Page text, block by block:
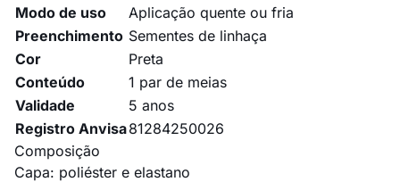
Modo de uso
Aplicação quente ou fria
Preenchimento Sementes de linhaça
Cor
Preta
Conteúdo
1 par de meias
Validade
5 anos
Registro Anvisa81284250026
Composição
Capa: poliéster e elastano